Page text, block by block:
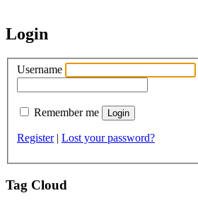
Login
Username
Remember me
Register| Lost your password?
Tag Cloud